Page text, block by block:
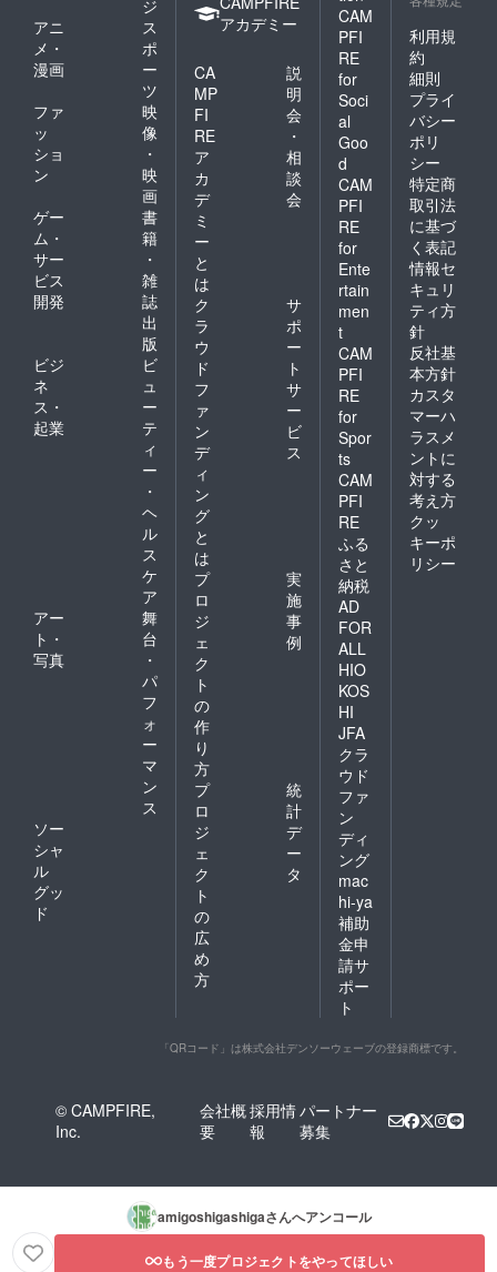
ジ
アニ
メ・
漫画
ス
ポ
ー
ツ
ファ
ッ
ショ
ン
映
像
・
映
画
ゲー
ム・
サー
ビス
開発
書
籍
・
雑
誌
出
版
ビジ
ネ
ス・
起業
ビ
ュ
ー
テ
ィ
ー
・
ヘ
ル
ス
ケ
ア
アー
ト・
写真
舞
台
・
パ
フ
ォ
ー
マ
ン
ス
ソー
シャ
ル
グッ
ド
アカデミー
CA
MP
FI
RE
ア
カ
デ
ミ
ー
と
は
説
明
会
・
相
談
会
ク
ラ
ウ
ド
フ
ァ
ン
デ
ィ
ン
グ
と
は
サ
ポ
ー
ト
サ
ー
ビ
ス
プ
ロ
ジ
ェ
ク
ト
の
作
り
方
実
施
事
例
プ
ロ
ジ
ェ
ク
ト
の
広
め
方
統
計
デ
ー
タ
CAM
PFI
RE
for
Soci
al
Goo
d
CAM
PFI
RE
for
Ente
rtain
men
t
CAM
PFI
RE
for
Spor
ts
CAM
PFI
RE
ふる
さと
納税
AD
FOR
ALL
HIO
KOS
HI
JFA
クラ
ウド
ファ
ン
ディ
ング
mac
hi-ya
補助
金申
請サ
ポー
ト
利用規
約
細則
プライ
バシー
ポリ
シー
特定商
取引法
に基づ
く表記
情報セ
キュリ
ティ方
針
反社基
本方針
カスタ
マーハ
ラスメ
ントに
対する
考え方
クッ
キーポ
リシー
「QRコード」は株式会社デンソーウェーブの登録商標です。
© CAMPFIRE,
Inc.
会社概
要
採用情
報
パートナー
募集
amigoshigashigaさんへアンコール
もう一度プロジェクトをやってほしい